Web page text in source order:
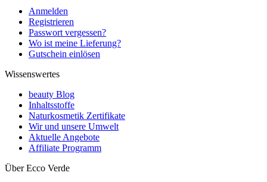
Anmelden
Registrieren
Passwort vergessen?
Wo ist meine Lieferung?
Gutschein einlösen
Wissenswertes
beauty Blog
Inhaltsstoffe
Naturkosmetik Zertifikate
Wir und unsere Umwelt
Aktuelle Angebote
Affiliate Programm
Über Ecco Verde